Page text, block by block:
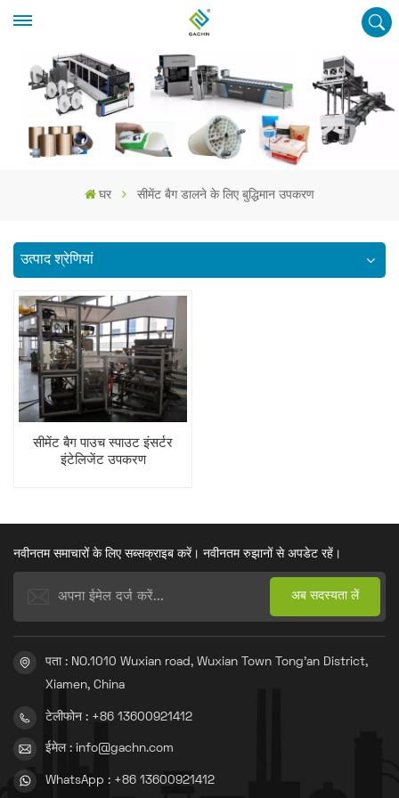
घर सीमेंट बैग डालने के लिए बुद्धिमान उपकरण
उत्पाद श्रेणियां
सीमेंट बैग पाउच स्पाउट इंसर्टर
इंटेलिजेंट उपकरण
नवीनतम समाचारों के लिए सब्सक्राइब करें। नवीनतम रुझानों से अपडेट रहें।
पता : NO.1010 Wuxian road, Wuxian Town Tong'an District,
Xiamen, China
टेलीफोन : +86 13600921412
ईमेल : info@gachn.com
WhatsApp : +86 13600921412